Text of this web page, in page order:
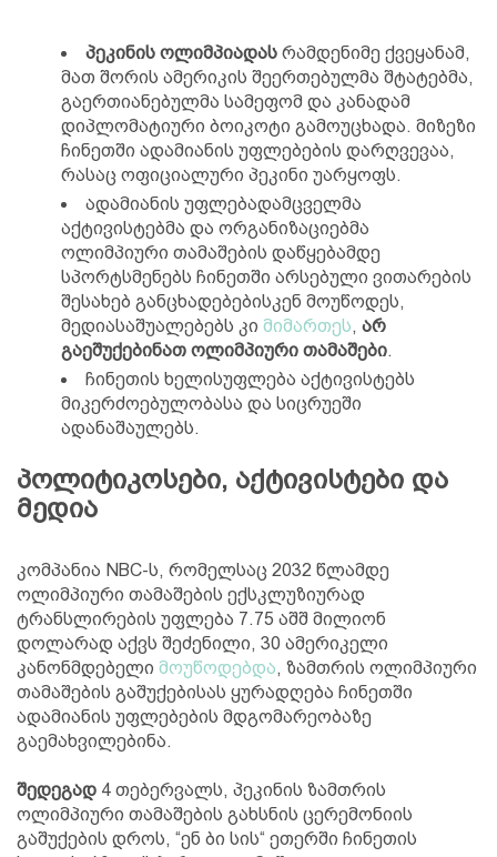
პეკინის ოლიმპიადას რამდენიმე ქვეყანამ,
მათ შორის ამერიკის შეერთებულმა შტატებმა,
გაერთიანებულმა სამეფომ და კანადამ
დიპლომატიური ბოიკოტი გამოუცხადა. მიზეზი
ჩინეთში ადამიანის უფლებების დარღვევაა,
რასაც ოფიციალური პეკინი უარყოფს.
ადამიანის უფლებადამცველმა
აქტივისტებმა და ორგანიზაციებმა
ოლიმპიური თამაშების დაწყებამდე
სპორტსმენებს ჩინეთში არსებული ვითარების
შესახებ განცხადებებისკენ მოუწოდეს,
მედიასაშუალებებს კი მიმართეს, არ
გაეშუქებინათ ოლიმპიური თამაშები.
ჩინეთის ხელისუფლება აქტივისტებს
მიკერძოებულობასა და სიცრუეში
ადანაშაულებს.
პოლიტიკოსები, აქტივისტები და
მედია
კომპანია NBC-ს, რომელსაც 2032 წლამდე
ოლიმპიური თამაშების ექსკლუზიურად
ტრანსლირების უფლება 7.75 აშშ მილიონ
დოლარად აქვს შეძენილი, 30 ამერიკელი
კანონმდებელი მოუწოდებდა, ზამთრის ოლიმპიური
თამაშების გაშუქებისას ყურადღება ჩინეთში
ადამიანის უფლებების მდგომარეობაზე
გაემახვილებინა.
შედეგად 4 თებერვალს, პეკინის ზამთრის
ოლიმპიური თამაშების გახსნის ცერემონიის
გაშუქების დროს, “ენ ბი სის“ ეთერში ჩინეთის